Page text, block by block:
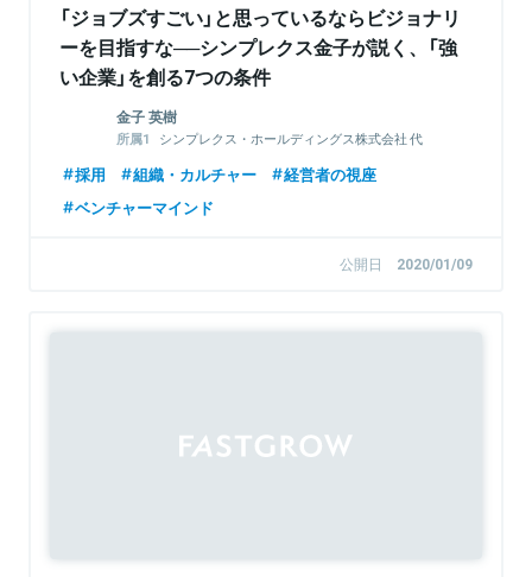
「ジョブズすごい」と思っているならビジョナリ
ーを目指すな──シンプレクス金子が説く、「強
い企業」を創る7つの条件
金子 英樹
シンプレクス・ホールディングス株式会社 代
シンプレクス株式会社 代表取締役社長（CEO）
採用 組織・カルチャー
経営者の視座
ベンチャーマインド
公開日 2020/01/09